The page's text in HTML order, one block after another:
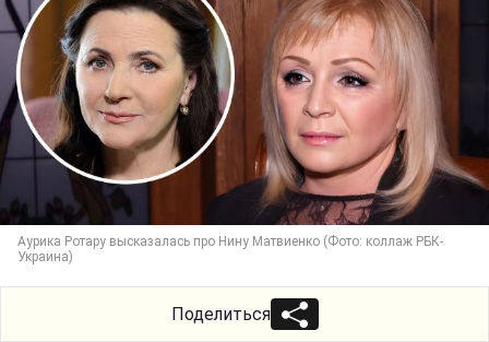
Аурика Ротару высказалась про Нину Матвиенко (Фото: коллаж РБК-
Украина)
Поделиться